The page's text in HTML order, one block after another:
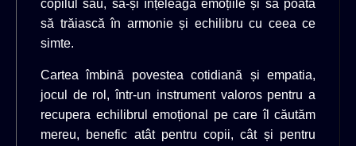
copilul său, să-și înțeleagă emoțiile și să poată
să trăiască în armonie și echilibru cu ceea ce
simte.
Cartea îmbină povestea cotidiană și empatia,
jocul de rol, într-un instrument valoros pentru a
recupera echilibrul emoțional pe care îl căutăm
mereu, benefic atât pentru copii, cât și pentru